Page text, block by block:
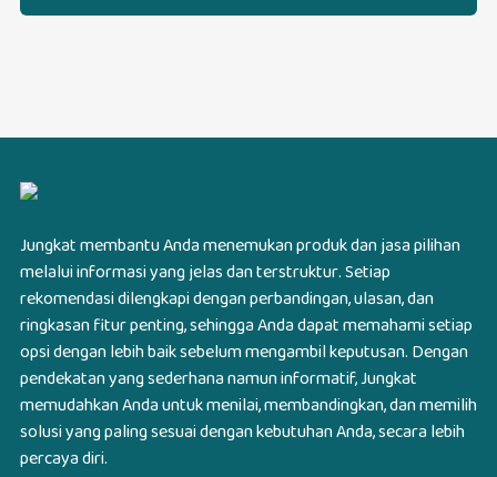
Jungkat membantu Anda menemukan produk dan jasa pilihan
melalui informasi yang jelas dan terstruktur. Setiap
rekomendasi dilengkapi dengan perbandingan, ulasan, dan
ringkasan fitur penting, sehingga Anda dapat memahami setiap
opsi dengan lebih baik sebelum mengambil keputusan. Dengan
pendekatan yang sederhana namun informatif, Jungkat
memudahkan Anda untuk menilai, membandingkan, dan memilih
solusi yang paling sesuai dengan kebutuhan Anda, secara lebih
percaya diri.